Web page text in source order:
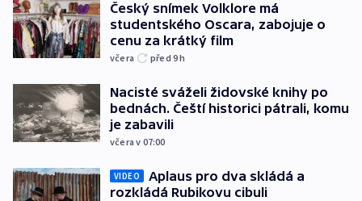
Český snímek Volklore má
studentského Oscara, zabojuje o
cenu za krátký film
včera před 9h
Nacisté sváželi židovské knihy po
bednách. Čeští historici pátrali, komu
je zabavili
včera v 07:00
VIDEO
Aplaus pro dva skládá a
rozkládá Rubikovu cibuli